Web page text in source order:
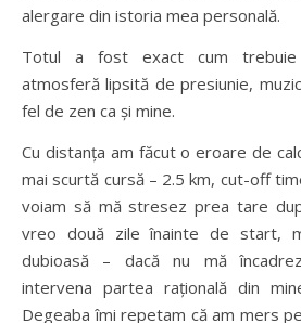
alergare din istoria mea personală.
Totul a fost exact cum
atmosferă lipsită de presiunie,
fel de zen ca și mine.
Cu distanța am făcut o eroare de
mai scurtă cursă – 2.5 km, cut-off
voiam să mă stresez prea tare
vreo două zile înainte de start,
dubioasă – dacă nu mă
intervena partea rațională din
Degeaba îmi repetam că am mers